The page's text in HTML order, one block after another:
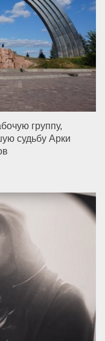
группу,
судьбу Арки